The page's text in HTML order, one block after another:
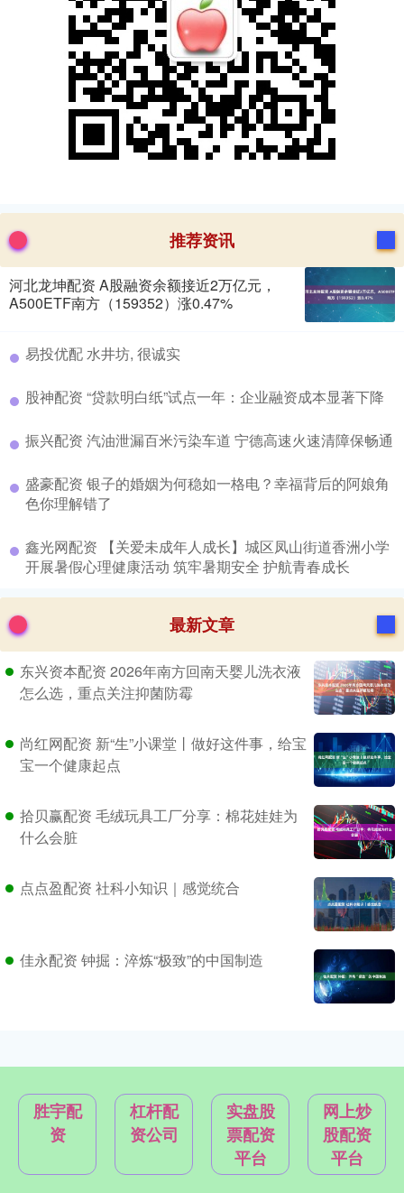
推荐资讯
河北龙坤配资 A股融资余额接近2万亿元，
A500ETF南方（159352）涨0.47%
​易投优配 水井坊, 很诚实
​股神配资 “贷款明白纸”试点一年：企业融资成本显著下降
​振兴配资 汽油泄漏百米污染车道 宁德高速火速清障保畅通
​盛豪配资 银子的婚姻为何稳如一格电？幸福背后的阿娘角
色你理解错了
​鑫光网配资 【关爱未成年人成长】城区凤山街道香洲小学
开展暑假心理健康活动 筑牢暑期安全 护航青春成长
最新文章
东兴资本配资 2026年南方回南天婴儿洗衣液
怎么选，重点关注抑菌防霉
尚红网配资 新“生”小课堂丨做好这件事，给宝
宝一个健康起点
拾贝赢配资 毛绒玩具工厂分享：棉花娃娃为
什么会脏
点点盈配资 社科小知识｜感觉统合
佳永配资 钟掘：淬炼“极致”的中国制造
胜宇配
资
杠杆配
资公司
实盘股
票配资
平台
网上炒
股配资
平台